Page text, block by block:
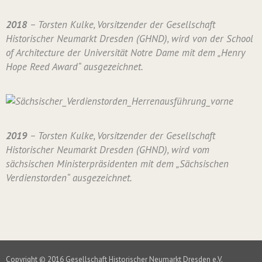
2018– Torsten Kulke, Vorsitzender der Gesellschaft
Historischer Neumarkt Dresden (GHND), wird von der School
of Architecture der Universität Notre Dame mit dem „Henry
Hope Reed Award“ ausgezeichnet.
2019– Torsten Kulke, Vorsitzender der Gesellschaft
Historischer Neumarkt Dresden (GHND), wird vom
sächsischen Ministerpräsidenten mit dem „Sächsischen
Verdienstorden“ ausgezeichnet.
Copyright © 2016 Gesellschaft Historischer Neumarkt Dresden e.V.